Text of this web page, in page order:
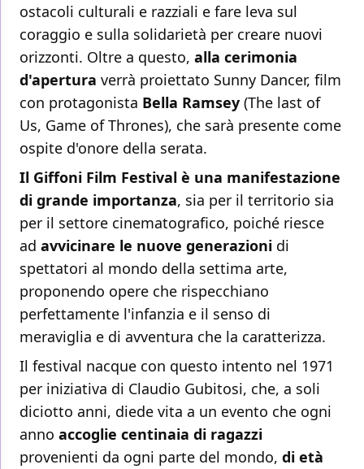
ostacoli culturali e razziali e fare leva sul
coraggio e sulla solidarietà per creare nuovi
orizzonti. Oltre a questo, alla cerimonia
d'apertura verrà proiettato Sunny Dancer, film
con protagonista Bella Ramsey (The last of
Us, Game of Thrones), che sarà presente come
ospite d'onore della serata.
Il Giffoni Film Festival è una manifestazione
di grande importanza, sia per il territorio sia
per il settore cinematografico, poiché riesce
ad avvicinare le nuove generazioni di
spettatori al mondo della settima arte,
proponendo opere che rispecchiano
perfettamente l'infanzia e il senso di
meraviglia e di avventura che la caratterizza.
Il festival nacque con questo intento nel 1971
per iniziativa di Claudio Gubitosi, che, a soli
diciotto anni, diede vita a un evento che ogni
anno accoglie centinaia di ragazzi
provenienti da ogni parte del mondo, di età